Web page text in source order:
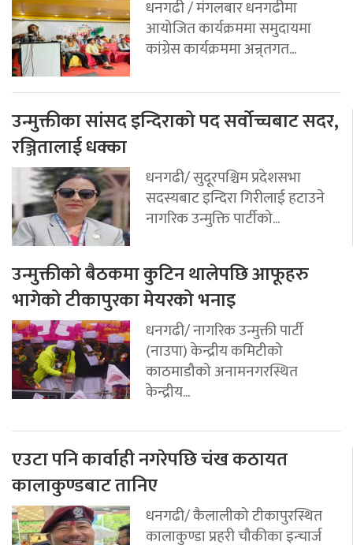
धनगढी / मंगलबार धनगढीमा
आयोजित कार्यक्रममा समुदायमा
कांग्रेस कार्यक्रममा अन्र्तगत...
उन्मुक्तीका सांसद इन्दिराको पद सर्वोच्चबाट सदर,
रञ्जितालाई धक्का
धनगढी/ सुदूरपश्चिम प्रदेशसभा
सदस्यबाट इन्दिरा गिरीलाई हटाउने
नागरिक उन्मुक्ति पार्टीको...
उन्मुक्तीको बैठकमा कुटिन थालेपछि आफूहरु
भागेको टीकापुरका मेयरको भनाइ
धनगढी/ नागरिक उन्मुक्ती पार्टी
(नाउपा) केन्द्रीय कमिटीको
काठमाडौको अनामनगरस्थित
केन्द्रीय...
एउटा पनि कार्वाही नगरेपछि चंख कठायत
कालाकुण्डबाट तानिए
धनगढी/ कैलालीको टीकापुरस्थित
कालाकुण्डा प्रहरी चौकीका इन्चार्ज